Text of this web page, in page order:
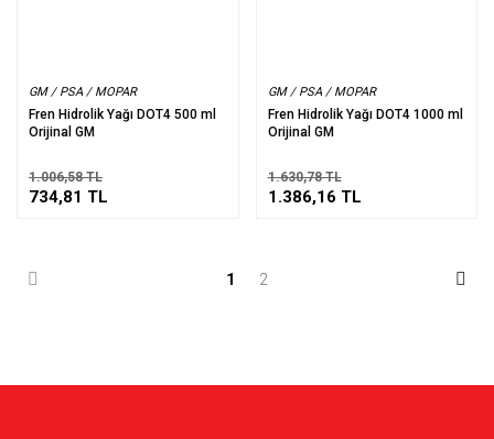
GM / PSA / MOPAR
Fren Hidrolik Yağı DOT4 500 ml
Orijinal GM
1.006,58 TL
734,81 TL
GM / PSA / MOPAR
Fren Hidrolik Yağı DOT4 1000 ml
Orijinal GM
1.630,78 TL
1.386,16 TL
1 2